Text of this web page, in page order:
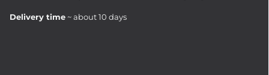
Delivery time ~ about 10 days